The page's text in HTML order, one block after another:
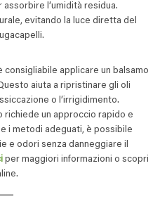
l’umidità residua.
evitando la luce diretta del
consigliabile applicare un balsamo
aiuta a ripristinare gli oli
o l’irrigidimento.
richiede un approccio rapido e
i metodi adeguati, è possibile
e odori senza danneggiare il
per maggiori informazioni o scopri